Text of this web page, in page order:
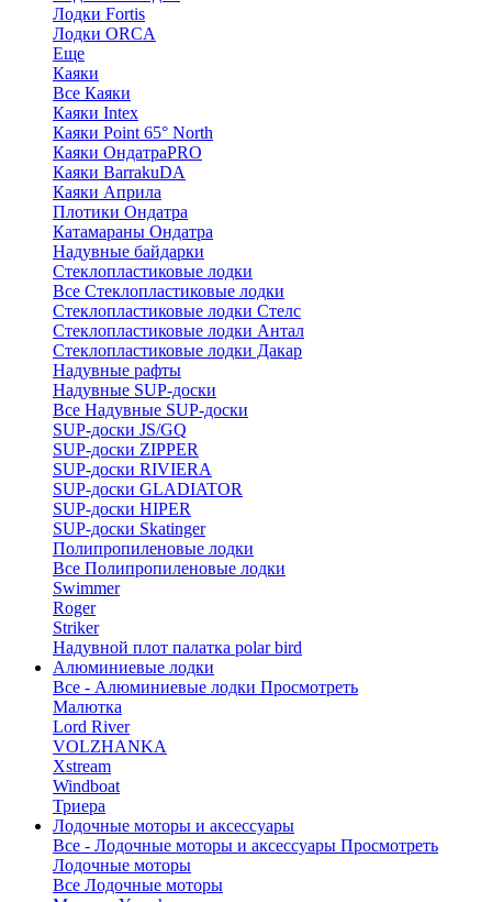
Лодки Fortis
Лодки ORCA
Еще
Каяки
Все Каяки
Каяки Intex
Каяки Point 65° North
Каяки ОндатраPRO
Каяки BarrakuDA
Каяки Априла
Плотики Ондатра
Катамараны Ондатра
Надувные байдарки
Стеклопластиковые лодки
Все Стеклопластиковые лодки
Стеклопластиковые лодки Стелс
Стеклопластиковые лодки Антал
Стеклопластиковые лодки Дакар
Надувные рафты
Надувные SUP-доски
Все Надувные SUP-доски
SUP-доски JS/GQ
SUP-доски ZIPPER
SUP-доски RIVIERA
SUP-доски GLADIATOR
SUP-доски HIPER
SUP-доски Skatinger
Полипропиленовые лодки
Все Полипропиленовые лодки
Swimmer
Roger
Striker
Надувной плот палатка polar bird
Алюминиевые лодки
Все - Алюминиевые лодки Просмотреть
Малютка
Lord River
VOLZHANKA
Xstream
Windboat
Триера
Лодочные моторы и аксессуары
Все - Лодочные моторы и аксессуары Просмотреть
Лодочные моторы
Все Лодочные моторы